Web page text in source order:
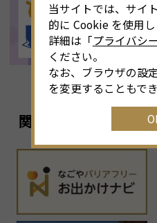
関連リンク
当サイトでは、サイ
的に Cookie を使用し
詳細は「プライバシ
ください。
なお、ブラウザの設
を変更することもでき